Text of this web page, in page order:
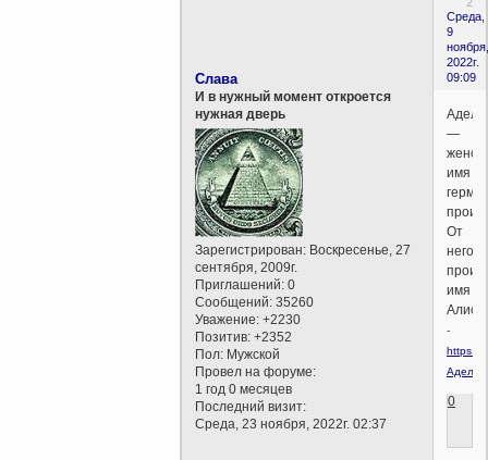
Среда,
9
ноября,
2022г.
09:09
Слава
И в нужный момент откроется
нужная дверь
Зарегистрирован: Воскресенье, 27
сентября, 2009г.
Приглашений: 0
Сообщений: 35260
Уважение: +2230
Позитив: +2352
Пол: Мужской
Провел на форуме:
1 год 0 месяцев
Последний визит:
Среда, 23 ноября, 2022г. 02:37
—
имя
От
него
имя
Алиса.
-
https://
0